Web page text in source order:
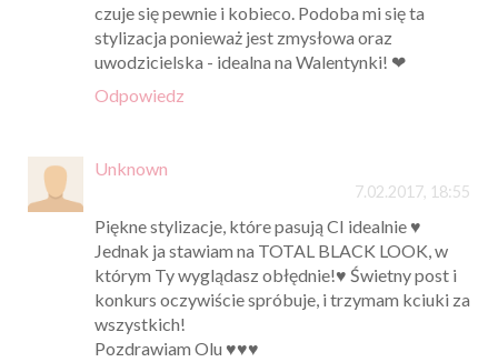
czuje się pewnie i kobieco. Podoba mi się ta
stylizacja ponieważ jest zmysłowa oraz
uwodzicielska - idealna na Walentynki! ❤
Odpowiedz
Unknown
7.02.2017, 18:55
Piękne stylizacje, które pasują CI idealnie ♥
Jednak ja stawiam na TOTAL BLACK LOOK, w
którym Ty wyglądasz obłędnie!♥ Świetny post i
konkurs oczywiście spróbuje, i trzymam kciuki za
wszystkich!
Pozdrawiam Olu ♥♥♥